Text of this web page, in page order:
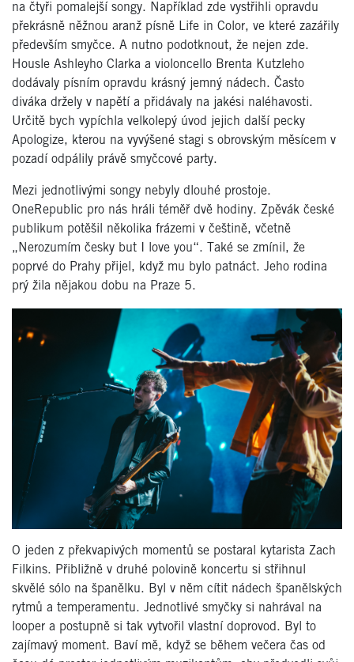
na čtyři pomalejší songy. Například zde vystřihli opravdu
překrásně něžnou aranž písně Life in Color, ve které zazářily
především smyčce. A nutno podotknout, že nejen zde.
Housle Ashleyho Clarka a violoncello Brenta Kutzleho
dodávaly písním opravdu krásný jemný nádech. Často
diváka držely v napětí a přidávaly na jakési naléhavosti.
Určitě bych vypíchla velkolepý úvod jejich další pecky
Apologize, kterou na vyvýšené stagi s obrovským měsícem v
pozadí odpálily právě smyčcové party.
Mezi jednotlivými songy nebyly dlouhé prostoje.
OneRepublic pro nás hráli téměř dvě hodiny. Zpěvák české
publikum potěšil několika frázemi v češtině, včetně
„Nerozumím česky but I love you“. Také se zmínil, že
poprvé do Prahy přijel, když mu bylo patnáct. Jeho rodina
prý žila nějakou dobu na Praze 5.
O jeden z překvapivých momentů se postaral kytarista Zach
Filkins. Přibližně v druhé polovině koncertu si střihnul
skvělé sólo na španělku. Byl v něm cítit nádech španělských
rytmů a temperamentu. Jednotlivé smyčky si nahrával na
looper a postupně si tak vytvořil vlastní doprovod. Byl to
zajímavý moment. Baví mě, když se během večera čas od